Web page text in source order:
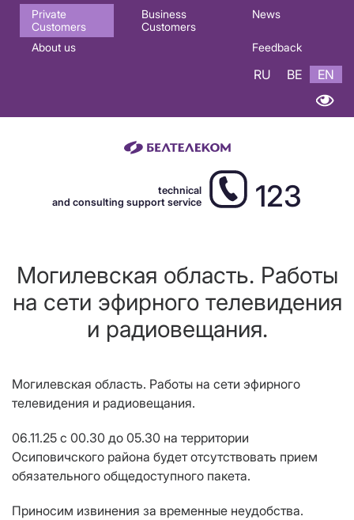
Основная
навигация
Private
Customers
Business
Customers
News
About us Feedback
RU BE EN
technical
and consulting support service
123
Могилевская область. Работы
на сети эфирного телевидения
и радиовещания.
Могилевская область. Работы на сети эфирного
телевидения и радиовещания.
06.11.25 с 00.30 до 05.30 на территории
Осиповичского района будет отсутствовать прием
обязательного общедоступного пакета.
Приносим извинения за временные неудобства.